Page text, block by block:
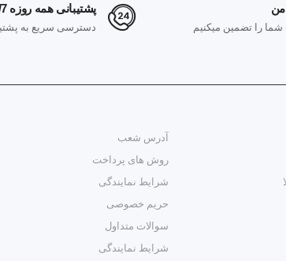
پشتیبانی همه روزه 24/7
دسترسی سریع به را تضمین میکنیم
آدرس شعب
روش های پرداخت
شرایط نمایندگی
حریم خصوصی
سوالات متداول
شرایط نمایندگی